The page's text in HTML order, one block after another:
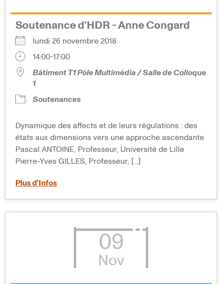
Soutenance d'HDR - Anne Congard
lundi 26 novembre 2018
14:00-17:00
Bâtiment T1 Pôle Multimédia / Salle de Colloque
1
Soutenances
Dynamique des affects et de leurs régulations : des
états aux dimensions vers une approche ascendante
Pascal ANTOINE, Professeur, Université de Lille
Pierre-Yves GILLES, Professeur, [...]
Plus d’Infos
09
Nov